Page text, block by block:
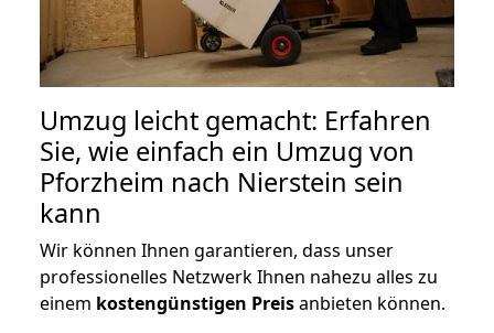
Umzug leicht gemacht: Erfahren
Sie, wie einfach ein Umzug von
Pforzheim nach Nierstein sein
kann
Wir können Ihnen garantieren, dass unser
professionelles Netzwerk Ihnen nahezu alles zu
einem kostengünstigen Preisanbieten können.